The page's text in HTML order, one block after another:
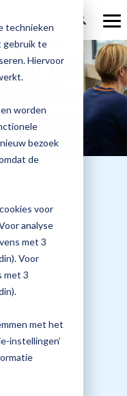
technieken
gebruik te
Hiervoor
worden
bezoek
de
voor
analyse
met 3
Voor
met 3
met het
instellingen’
hoe
Met
Check-